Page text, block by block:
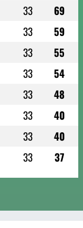
33 69
33 59
33 55
33 54
33 48
33 40
33 40
33 37